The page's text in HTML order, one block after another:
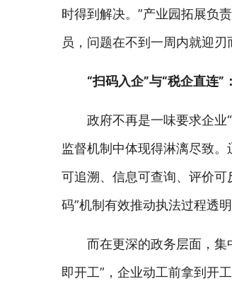
时得到解决。”产业园拓展负
员，问题在不到一周内就迎刃
“扫码入企”与“税企直连
政府不再是一味要求企业
监督机制中体现得淋漓尽致
可追溯、信息可查询、评价可
码”机制有效推动执法过程透
而在更深的政务层面，集
即开工”，企业动工前拿到开